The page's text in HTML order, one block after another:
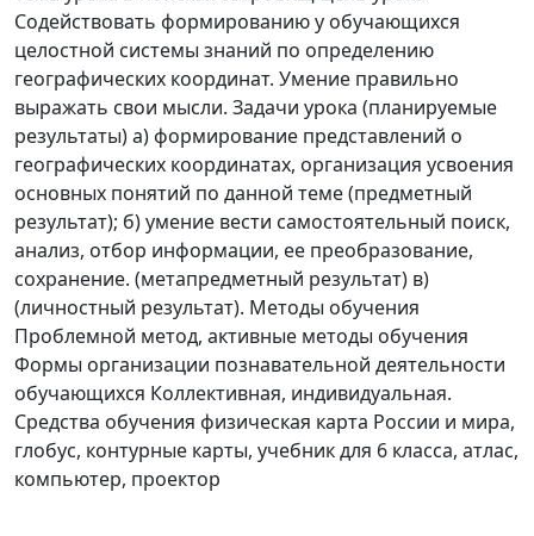
Содействовать формированию у обучающихся
целостной системы знаний по определению
географических координат. Умение правильно
выражать свои мысли. Задачи урока (планируемые
результаты) а) формирование представлений о
географических координатах, организация усвоения
основных понятий по данной теме (предметный
результат); б) умение вести самостоятельный поиск,
анализ, отбор информации, ее преобразование,
сохранение. (метапредметный результат) в)
(личностный результат). Методы обучения
Проблемной метод, активные методы обучения
Формы организации познавательной деятельности
обучающихся Коллективная, индивидуальная.
Средства обучения физическая карта России и мира,
глобус, контурные карты, учебник для 6 класса, атлас,
компьютер, проектор